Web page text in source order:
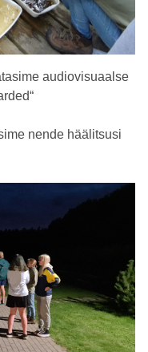
audiovisuaalse
nende häälitsusi